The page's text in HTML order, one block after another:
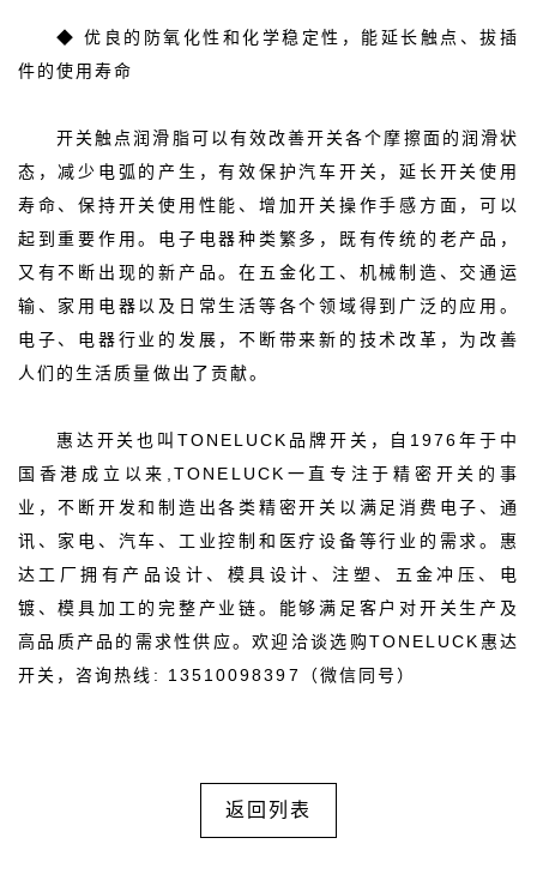
◆ 优良的防氧化性和化学稳定性，能延长触点、拔插
件的使用寿命
开关触点润滑脂可以有效改善开关各个摩擦面的润滑状
态，减少电弧的产生，有效保护汽车开关，延长开关使用
寿命、保持开关使用性能、增加开关操作手感方面，可以
起到重要作用。电子电器种类繁多，既有传统的老产品，
又有不断出现的新产品。在五金化工、机械制造、交通运
输、家用电器以及日常生活等各个领域得到广泛的应用。
电子、电器行业的发展，不断带来新的技术改革，为改善
人们的生活质量做出了贡献。
惠达开关也叫TONELUCK品牌开关，自1976年于中
国香港成立以来,TONELUCK一直专注于精密开关的事
业，不断开发和制造出各类精密开关以满足消费电子、通
讯、家电、汽车、工业控制和医疗设备等行业的需求。惠
达工厂拥有产品设计、模具设计、注塑、五金冲压、电
镀、模具加工的完整产业链。能够满足客户对开关生产及
高品质产品的需求性供应。欢迎洽谈选购TONELUCK惠达
开关，咨询热线: 13510098397（微信同号）
返回列表